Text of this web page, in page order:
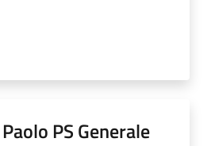
PS Generale